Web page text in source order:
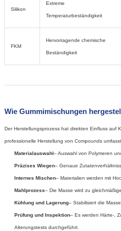
Silikon
Extreme
Temperaturbeständigkeit
FKM
Hervorragende chemische
Beständigkeit
Wie Gummimischungen
Der Herstellungsprozess hat direkten Einfluss auf
professionelle Herstellung von Compounds
Materialauswahl – Auswahl von Polymeren
Präzises Wiegen– Genaue
Internes Mischen– Materialien werden mit
Mahlprozess– Die Masse wird zu
Kühlung und Lagerung– Stabilisiert die
Prüfung und Inspektion– Es werden Härte-,
Alterungstests durchgeführt.